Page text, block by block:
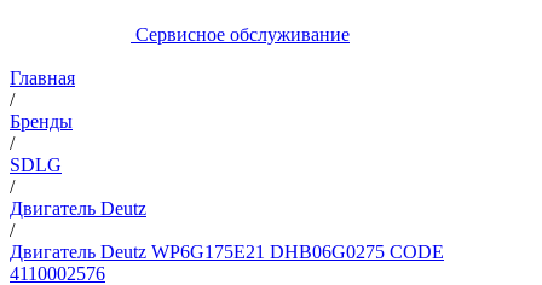
Сервисное обслуживание
Главная
/
Бренды
/
SDLG
/
Двигатель Deutz
/
Двигатель Deutz WP6G175E21 DHB06G0275 CODE
4110002576